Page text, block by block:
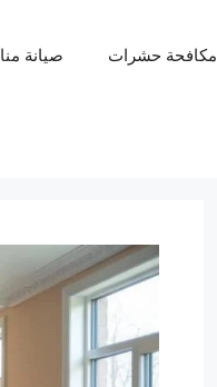
مكافحة حشرات صيانة